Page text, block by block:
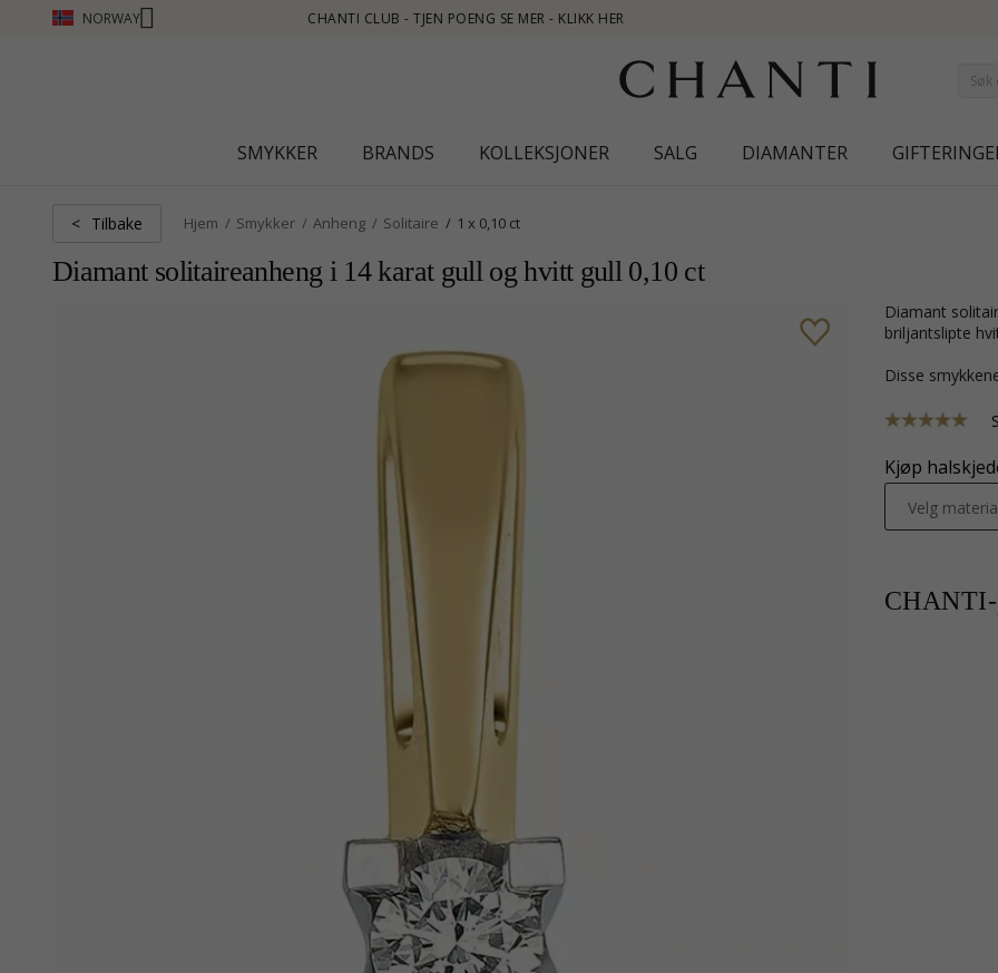
NORWAY
SE MER - KLIKK HER
SMYKKER BRANDS KOLLEKSJONER SALG DIAMANTER
< Tilbake Hjem Smykker Anheng Solitaire 1 x 0,10 ct
Diamant solitaireanheng i 14 karat gull og hvitt gull 0,10 ct
diamant solitaireanheng i 14 karat gull og hvitt gull med blank overflate og 1
briljantslipte
Disse
Kjøp
Velg